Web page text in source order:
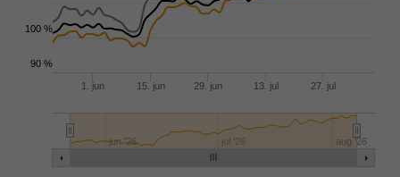
1. jun 15. jun 29. jun 13. jul 27. jul
jun '26 jul '26 aug '26
90 %
100 %